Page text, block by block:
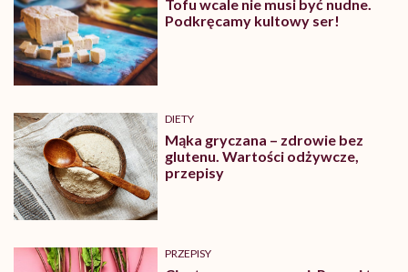
Tofu wcale nie musi być nudne.
Podkręcamy kultowy ser!
DIETY
Mąka gryczana – zdrowie bez
glutenu. Wartości odżywcze,
przepisy
PRZEPISY